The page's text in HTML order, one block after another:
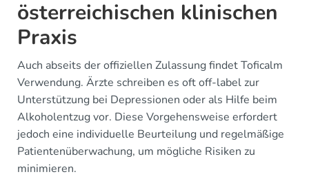
österreichischen klinischen
Praxis
Auch abseits der offiziellen Zulassung findet Toficalm
Verwendung. Ärzte schreiben es oft off-label zur
Unterstützung bei Depressionen oder als Hilfe beim
Alkoholentzug vor. Diese Vorgehensweise erfordert
jedoch eine individuelle Beurteilung und regelmäßige
Patientenüberwachung, um mögliche Risiken zu
minimieren.